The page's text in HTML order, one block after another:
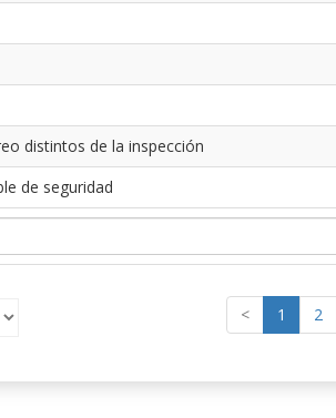
distintos de la inspección
de seguridad
< 1 2